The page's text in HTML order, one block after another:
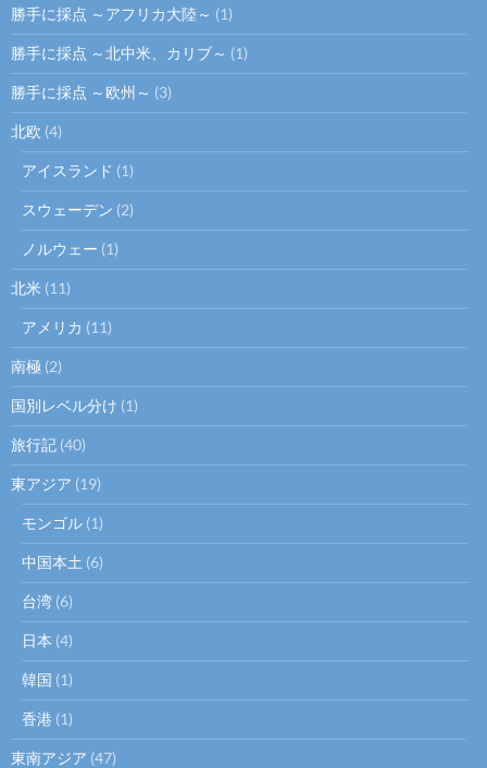
勝手に採点 ～アフリカ大陸～ (1)
勝手に採点 ～北中米、カリブ～ (1)
勝手に採点 ～欧州～ (3)
北欧 (4)
アイスランド (1)
スウェーデン (2)
ノルウェー (1)
北米 (11)
アメリカ (11)
南極 (2)
国別レベル分け (1)
旅行記 (40)
東アジア (19)
モンゴル (1)
中国本土 (6)
台湾 (6)
日本 (4)
韓国 (1)
香港 (1)
東南アジア (47)